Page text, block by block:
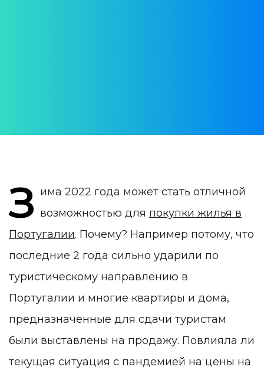
З има 2022 года может стать отличной
возможностью для покупки жилья в
Португалии. Почему? Например потому, что
последние 2 года сильно ударили по
туристическому направлению в
Португалии и многие квартиры и дома,
предназначенные для сдачи туристам
были выставлены на продажу. Повлияла ли
текущая ситуация с пандемией на цены на